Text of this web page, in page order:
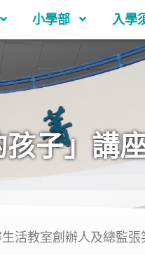
小學部 入學
子」講
教室創辦人及總監張